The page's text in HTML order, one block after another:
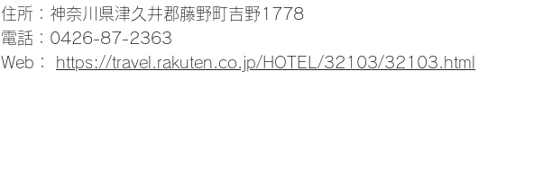
住所：神奈川県津久井郡藤野町吉野1778
電話：0426-87-2363
Web：
https://travel.rakuten.co.jp/HOTEL/32103/32103.html